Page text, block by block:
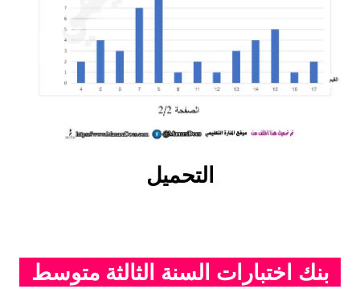
التحميل
بنك اختبارات السنة الثالثة متوسط